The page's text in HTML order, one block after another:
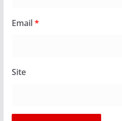
Email*
Site